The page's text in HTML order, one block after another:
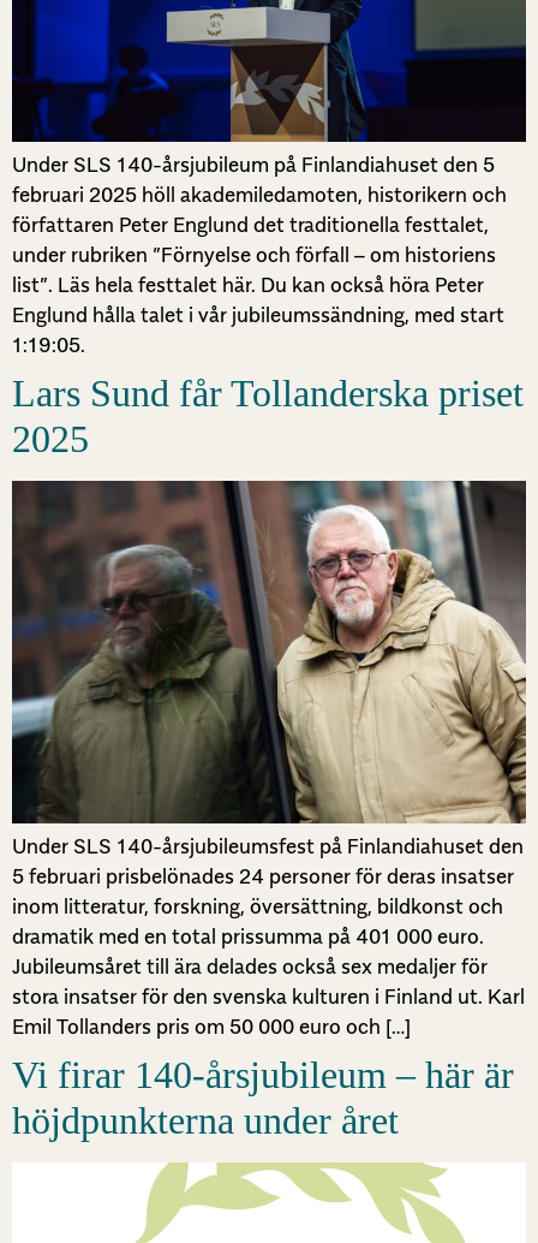
Under SLS 140-årsjubileum på Finlandiahuset den 5
februari 2025 höll akademiledamoten, historikern och
författaren Peter Englund det traditionella festtalet,
under rubriken ”Förnyelse och förfall – om historiens
list”. Läs hela festtalet här. Du kan också höra Peter
Englund hålla talet i vår jubileumssändning, med start
1:19:05.
Lars Sund får Tollanderska priset
2025
Under SLS 140-årsjubileumsfest på Finlandiahuset den
5 februari prisbelönades 24 personer för deras insatser
inom litteratur, forskning, översättning, bildkonst och
dramatik med en total prissumma på 401 000 euro.
Jubileumsåret till ära delades också sex medaljer för
stora insatser för den svenska kulturen i Finland ut. Karl
Emil Tollanders pris om 50 000 euro och […]
Vi firar 140-årsjubileum – här är
höjdpunkterna under året